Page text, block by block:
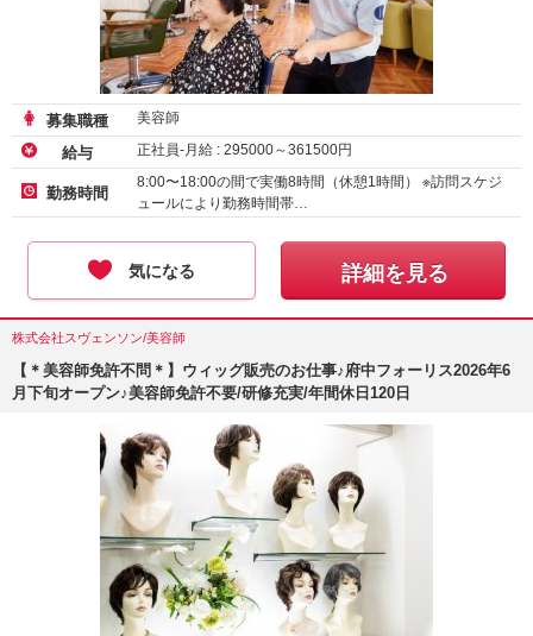
募集職種 美容師
給与 正社員-月給 : 295000～361500円
勤務時間
8:00〜18:00の間で実働8時間（休憩1時間） ※訪問スケジ
ュールにより勤務時間帯…
気になる 詳細を見る
株式会社スヴェンソン/美容師
【＊美容師免許不問＊】ウィッグ販売のお仕事♪府中フォーリス2026年6
月下旬オープン♪美容師免許不要/研修充実/年間休日120日